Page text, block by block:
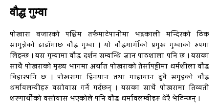
वौद्ध गुम्वा
पोखारा वजारको पश्चिम तर्फमाटेपानीमा भद्रकाली मन्दिरको ठिक
सामुन्नेको डाडाँमाछ वौद्ध गुम्वा । यो वौद्धमार्गीको प्रमुख गुम्वाको रुपमा
लिइन्छ । यस गुम्वामा वौद्ध दर्शन सम्वन्धि ज्ञान पाठशाला पनि छ । यसका
साथै पोखराको मुख्य भागमा अर्थात पोखराको तेर्सापट्टीमा धर्मशीला वौद्ध
विहारपनि छ । पोखरामा हिनयान तथा माहायान दुवै समुहको वौद्ध
धर्मावलम्वीहरु वसोवास गर्ने गर्दछन् । यसका साथै पोखरामा तिव्वती
शरणार्थीको वसोवास भएकोले पनि वौद्ध धर्मावलम्वीहरु धेरै भेटिन्छन् ।